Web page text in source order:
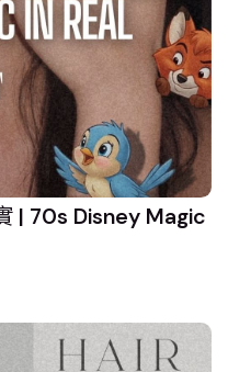
| 70s Disney Magic